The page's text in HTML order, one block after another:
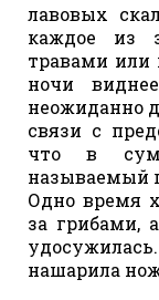
лавовых
каждое из
травами или
ночи
неожиданно
связи с
что в
называемый
Одно время
за грибами,
нашарила